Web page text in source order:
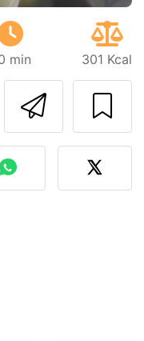
min 301 Kcal
de